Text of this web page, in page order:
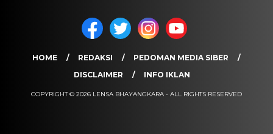
HOME REDAKSI
PEDOMAN MEDIA SIBER
DISCLAIMER
INFO IKLAN
COPYRIGHT © 2026 LENSA BHAYANGKARA - ALL RIGHTS RESERVED